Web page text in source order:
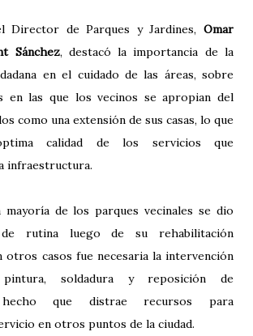
Director de Parques y Jardines, Omar
Sánchez, destacó la importancia de la
en el cuidado de las áreas, sobre
en las que los vecinos se apropian del
como una extensión de sus casas, lo que
calidad de los servicios que
infraestructura.
de los parques vecinales se dio
de rutina luego de su rehabilitación
casos fue necesaria la intervención
soldadura y reposición de
hecho que distrae recursos para
en otros puntos de la ciudad.